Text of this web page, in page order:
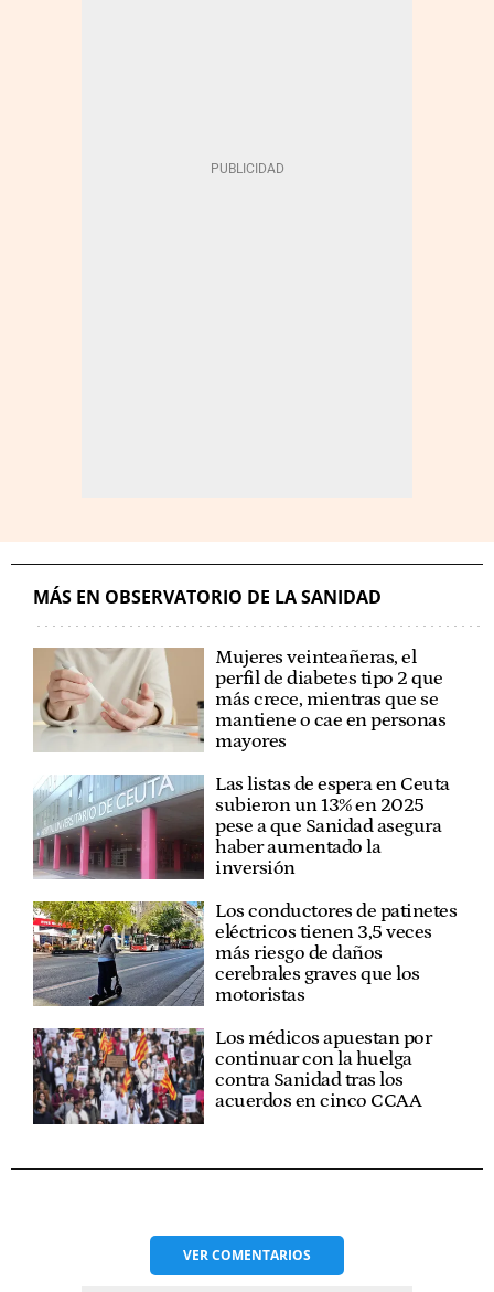
MÁS EN OBSERVATORIO DE LA SANIDAD
Mujeres veinteañeras, el
perfil de diabetes tipo 2 que
más crece, mientras que se
mantiene o cae en personas
mayores
Las listas de espera en Ceuta
subieron un 13% en 2025
pese a que Sanidad asegura
haber aumentado la
inversión
Los conductores de patinetes
eléctricos tienen 3,5 veces
más riesgo de daños
cerebrales graves que los
motoristas
Los médicos apuestan por
continuar con la huelga
contra Sanidad tras los
acuerdos en cinco CCAA
VERCOMENTARIOS